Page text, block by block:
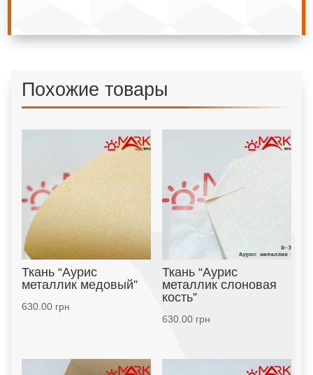
Похожие товары
Ткань “Аурис
металлик медовый”
630.00грн
Ткань “Аурис
металлик слоновая
кость”
630.00грн